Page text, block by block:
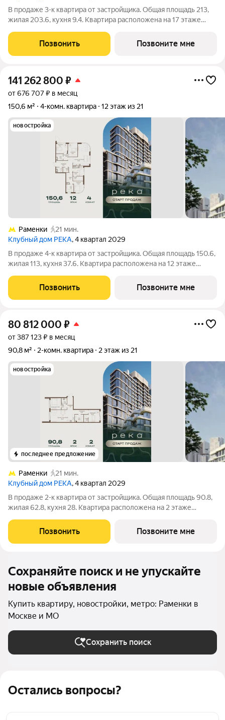
Остались вопросы?
В продаже 3-к квартира от застройщика. Общая площадь 213,
жилая 203.6, кухня 9.4. Квартира расположена на 17 этаже
кв. 2029 года. Высота потолка до 3.65 метра в квартирах и до
4,5 м в
Позвонить Позвоните мне
141 262 800 ₽
от 676 707 ₽ в месяц
150,6 м²
4-комн. квартира 12 этаж из 21
новостройка
Раменки
21 мин.
Клубный дом РЕКА, 4 квартал 2029
В продаже 4-к квартира от застройщика. Общая площадь 150.6,
жилая 113, кухня 37.6. Квартира расположена на 12 этаже
кв. 2029 года. Высота потолка до 3.65 метра в квартирах и до
4,5 м в
Позвонить Позвоните мне
80 812 000 ₽
от 387 123 ₽ в месяц
90,8 м²
2-комн. квартира 2 этаж из 21
новостройка
последнее предложение
Раменки
21 мин.
Клубный дом РЕКА, 4 квартал 2029
В продаже 2-к квартира от застройщика. Общая площадь 90.8,
жилая 62.8, кухня 28. Квартира расположена на 2 этаже
кв. 2029 года. Высота потолка до 3.65 метра в квартирах и до
4,5 м в
Позвонить Позвоните мне
Сохраняйте поиск и не упускайте
новые объявления
Купить квартиру, новостройки, метро: Раменки в
Москве и МО
Сохранить поиск